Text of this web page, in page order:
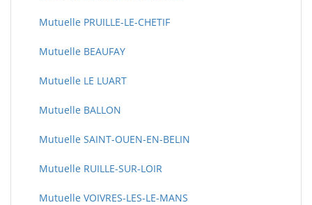
Mutuelle PRUILLE-LE-CHETIF
Mutuelle BEAUFAY
Mutuelle LE LUART
Mutuelle BALLON
Mutuelle SAINT-OUEN-EN-BELIN
Mutuelle RUILLE-SUR-LOIR
Mutuelle VOIVRES-LES-LE-MANS